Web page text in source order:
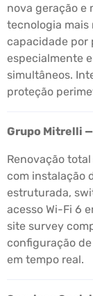
nova geração e
tecnologia mais
capacidade por
especialmente
simultâneos.
proteção
Grupo Mitrelli
Renovação
com instalação
estruturada,
acesso Wi-Fi 6
site survey
configuração
em tempo real.